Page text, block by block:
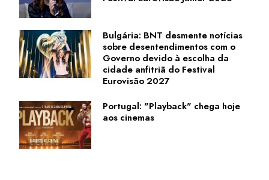
Bulgária: BNT desmente notícias
sobre desentendimentos com o
Governo devido à escolha da
cidade anfitriã do Festival
Eurovisão 2027
Portugal: "Playback" chega hoje
aos cinemas